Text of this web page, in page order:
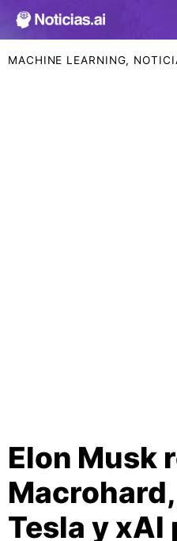
MACHINE LEARNING,
Elon Musk
Tesla y xAI